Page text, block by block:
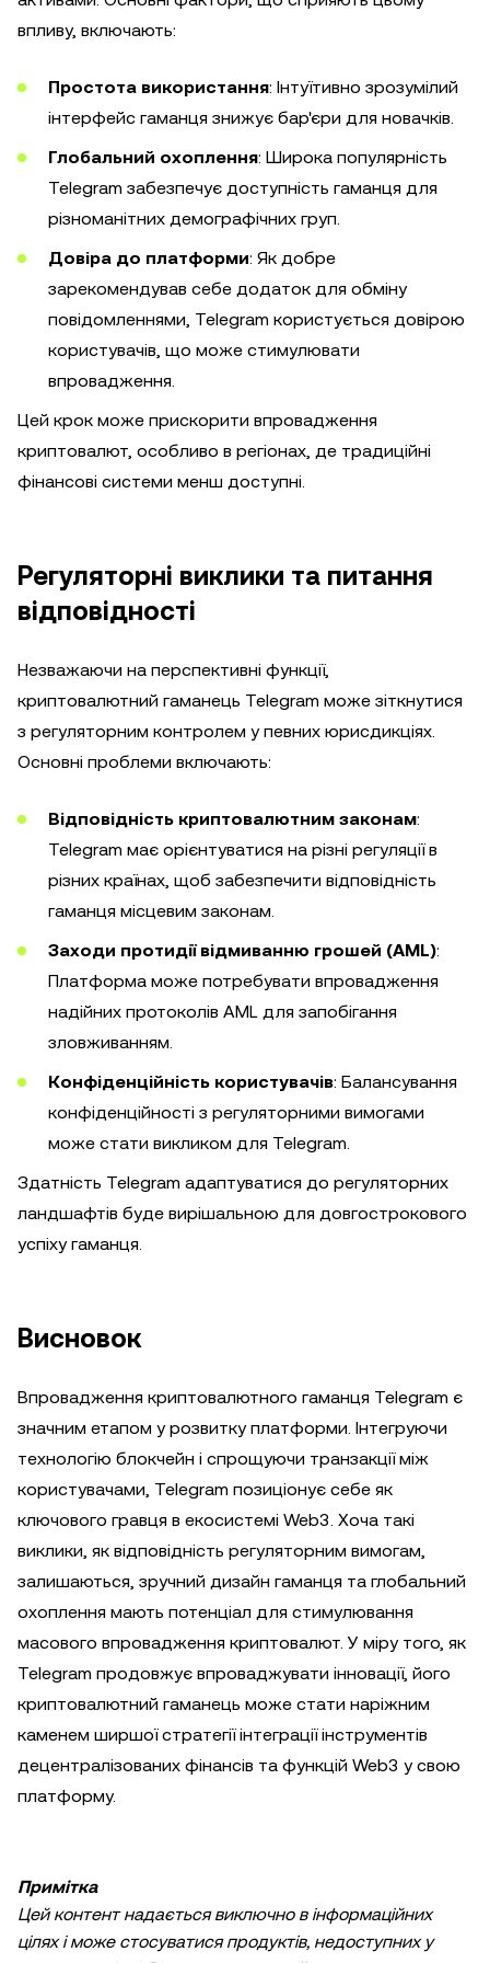
впливу, включають:
Простота використання: Інтуїтивно зрозумілий
інтерфейс гаманця знижує бар'єри для новачків.
Глобальний охоплення: Широка популярність
Telegram забезпечує доступність гаманця для
різноманітних демографічних груп.
Довіра до платформи: Як добре
зарекомендував себе додаток для обміну
повідомленнями, Telegram користується довірою
користувачів, що може стимулювати
впровадження.
Цей крок може прискорити впровадження
криптовалют, особливо в регіонах, де традиційні
фінансові системи менш доступні.
Регуляторні виклики та питання
відповідності
Незважаючи на перспективні функції,
криптовалютний гаманець Telegram може зіткнутися
з регуляторним контролем у певних юрисдикціях.
Основні проблеми включають:
Відповідність криптовалютним законам:
Telegram має орієнтуватися на різні регуляції в
різних країнах, щоб забезпечити відповідність
гаманця місцевим законам.
Заходи протидії відмиванню грошей (AML):
Платформа може потребувати впровадження
надійних протоколів AML для запобігання
зловживанням.
Конфіденційність користувачів: Балансування
конфіденційності з регуляторними вимогами
може стати викликом для Telegram.
Здатність Telegram адаптуватися до регуляторних
ландшафтів буде вирішальною для довгострокового
успіху гаманця.
Висновок
Впровадження криптовалютного гаманця Telegram є
значним етапом у розвитку платформи. Інтегруючи
технологію блокчейн і спрощуючи транзакції між
користувачами, Telegram позиціонує себе як
ключового гравця в екосистемі Web3. Хоча такі
виклики, як відповідність регуляторним вимогам,
залишаються, зручний дизайн гаманця та глобальний
охоплення мають потенціал для стимулювання
масового впровадження криптовалют. У міру того, як
Telegram продовжує впроваджувати інновації, його
криптовалютний гаманець може стати наріжним
каменем ширшої стратегії інтеграції інструментів
децентралізованих фінансів та функцій Web3 у свою
платформу.
Примітка
Цей контент надається виключно в інформаційних
цілях і може стосуватися продуктів, недоступних у